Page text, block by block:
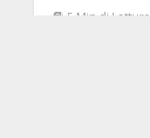
5 Min di Lettura